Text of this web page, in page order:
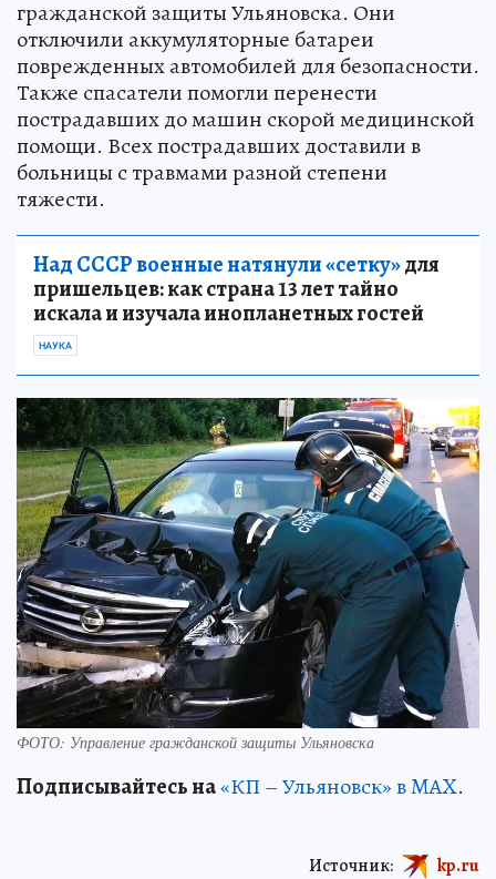
гражданской защиты Ульяновска. Они
отключили аккумуляторные батареи
поврежденных автомобилей для безопасности.
Также спасатели помогли перенести
пострадавших до машин скорой медицинской
помощи. Всех пострадавших доставили в
больницы с травмами разной степени
тяжести.
Над СССР военные натянули «сетку»для
пришельцев: как страна 13 лет тайно
искала и изучала инопланетных гостей
НАУКА
ФОТО: Управление гражданской защиты Ульяновска
Подписывайтесь на«КП – Ульяновск» в MAX.
Источник: kp.ru